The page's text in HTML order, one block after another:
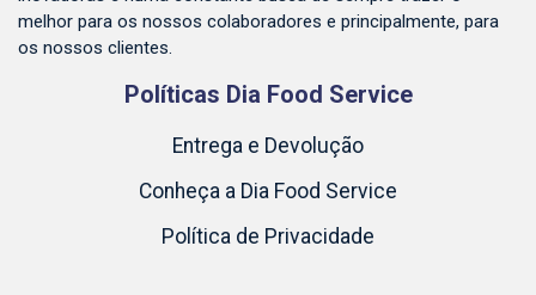
melhor para os nossos colaboradores e principalmente, para
os nossos clientes.
Políticas Dia Food Service
Entrega e Devolução
Conheça a Dia Food Service
Política de Privacidade